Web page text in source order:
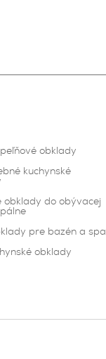
obklady
kuchynské
obklady do obývacej
pre bazén a spa
obklady